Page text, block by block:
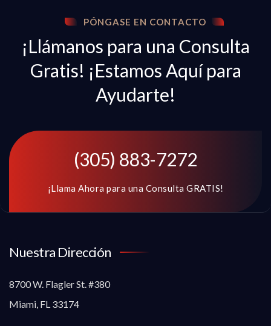
PÓNGASE EN CONTACTO
¡Llámanos para una Consulta
Gratis! ¡Estamos Aquí para
Ayudarte!
(305) 883-7272
¡Llama Ahora para una Consulta GRATIS!
Nuestra Dirección
8700 W. Flagler St. #380
Miami, FL 33174